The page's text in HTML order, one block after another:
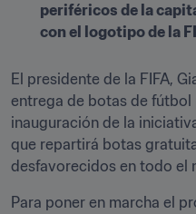
periféricos de la
con el logotipo de la
El presidente de la FIFA,
entrega de botas de fútbol
inauguración de la
que repartirá botas
desfavorecidos en todo el
Para poner en marcha el